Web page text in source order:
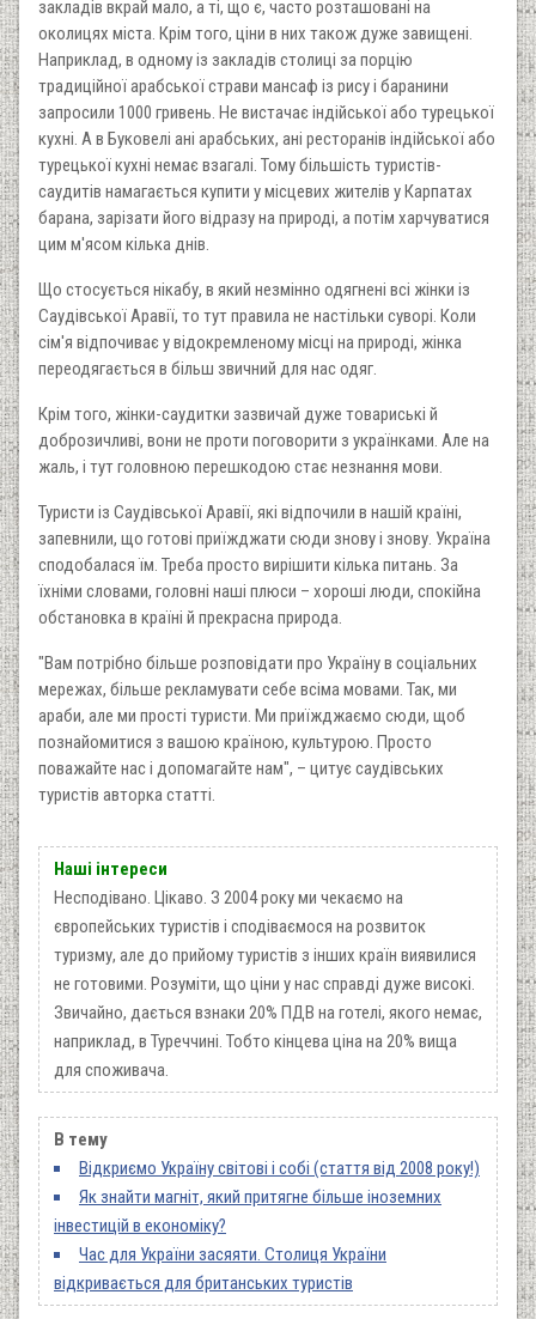
закладів вкрай мало, а ті, що є, часто розташовані на
околицях міста. Крім того, ціни в них також дуже завищені.
Наприклад, в одному із закладів столиці за порцію
традиційної арабської страви мансаф із рису і баранини
запросили 1000 гривень. Не вистачає індійської або турецької
кухні. А в Буковелі ані арабських, ані ресторанів індійської або
турецької кухні немає взагалі. Тому більшість туристів-
саудитів намагається купити у місцевих жителів у Карпатах
барана, зарізати його відразу на природі, а потім харчуватися
цим м'ясом кілька днів.
Що стосується нікабу, в який незмінно одягнені всі жінки із
Саудівської Аравії, то тут правила не настільки суворі. Коли
сім'я відпочиває у відокремленому місці на природі, жінка
переодягається в більш звичний для нас одяг.
Крім того, жінки-саудитки зазвичай дуже товариські й
доброзичливі, вони не проти поговорити з українками. Але на
жаль, і тут головною перешкодою стає незнання мови.
Туристи із Саудівської Аравії, які відпочили в нашій країні,
запевнили, що готові приїжджати сюди знову і знову. Україна
сподобалася їм. Треба просто вирішити кілька питань. За
їхніми словами, головні наші плюси – хороші люди, спокійна
обстановка в країні й прекрасна природа.
"Вам потрібно більше розповідати про Україну в соціальних
мережах, більше рекламувати себе всіма мовами. Так, ми
араби, але ми прості туристи. Ми приїжджаємо сюди, щоб
познайомитися з вашою країною, культурою. Просто
поважайте нас і допомагайте нам", – цитує саудівських
туристів авторка статті.
Наші інтереси
Несподівано. Цікаво. З 2004 року ми чекаємо на
європейських туристів і сподіваємося на розвиток
туризму, але до прийому туристів з інших країн виявилися
не готовими. Розуміти, що ціни у нас справді дуже високі.
Звичайно, дається взнаки 20% ПДВ на готелі, якого немає,
наприклад, в Туреччині. Тобто кінцева ціна на 20% вища
для споживача.
В тему
Відкриємо Україну світові і собі (стаття від 2008 року!)
Як знайти магніт, який притягне більше іноземних
інвестицій в економіку?
Час для України засяяти. Столиця України
відкривається для британських туристів